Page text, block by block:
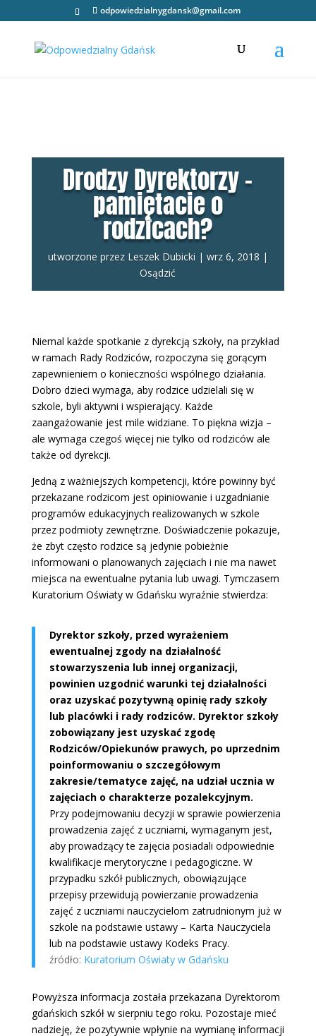
odpowiedzialnygdansk@gmail.com
Drodzy Dyrektorzy –
pamiętacie o
rodzicach?
utworzone przez Leszek Dubicki | wrz 6, 2018 |
Osądzić
Niemal każde spotkanie z dyrekcją szkoły, na przykład
w ramach Rady Rodziców, rozpoczyna się gorącym
zapewnieniem o konieczności wspólnego działania.
Dobro dzieci wymaga, aby rodzice udzielali się w
szkole, byli aktywni i wspierający. Każde
zaangażowanie jest mile widziane. To piękna wizja –
ale wymaga czegoś więcej nie tylko od rodziców ale
także od dyrekcji.
Jedną z ważniejszych kompetencji, które powinny być
przekazane rodzicom jest opiniowanie i uzgadnianie
programów edukacyjnych realizowanych w szkole
przez podmioty zewnętrzne. Doświadczenie pokazuje,
że zbyt często rodzice są jedynie pobieżnie
informowani o planowanych zajęciach i nie ma nawet
miejsca na ewentualne pytania lub uwagi. Tymczasem
Kuratorium Oświaty w Gdańsku wyraźnie stwierdza:
Dyrektor szkoły, przed wyrażeniem
ewentualnej zgody na działalność
stowarzyszenia lub innej organizacji,
powinien uzgodnić warunki tej działalności
oraz uzyskać pozytywną opinię rady szkoły
lub placówki i rady rodziców. Dyrektor szkoły
zobowiązany jest uzyskać zgodę
Rodziców/Opiekunów prawych, po uprzednim
poinformowaniu o szczegółowym
zakresie/tematyce zajęć, na udział ucznia w
zajęciach o charakterze pozalekcyjnym.
Przy podejmowaniu decyzji w sprawie powierzenia
prowadzenia zajęć z uczniami, wymaganym jest,
aby prowadzący te zajęcia posiadali odpowiednie
kwalifikacje merytoryczne i pedagogiczne. W
przypadku szkół publicznych, obowiązujące
przepisy przewidują powierzanie prowadzenia
zajęć z uczniami nauczycielom zatrudnionym już w
szkole na podstawie ustawy – Karta Nauczyciela
lub na podstawie ustawy Kodeks Pracy.
źródło: Kuratorium Oświaty w Gdańsku
Powyższa informacja została przekazana Dyrektorom
gdańskich szkół w sierpniu tego roku. Pozostaje mieć
nadzieję, że pozytywnie wpłynie na wymianę informacji